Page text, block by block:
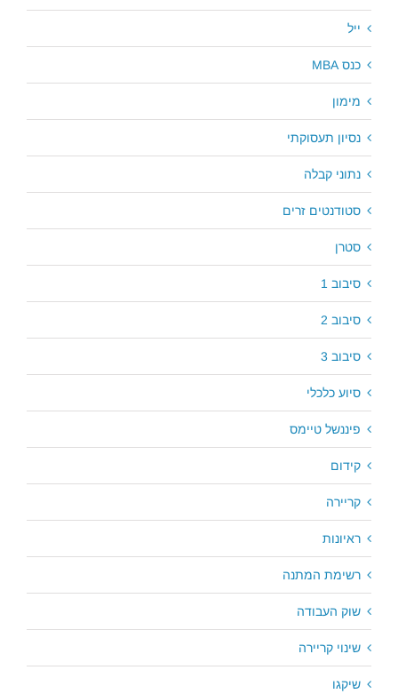
ייל
כנס MBA
מימון
נסיון תעסוקתי
נתוני קבלה
סטודנטים זרים
סטרן
סיבוב 1
סיבוב 2
סיבוב 3
סיוע כלכלי
פיננשל טיימס
קידום
קריירה
ראיונות
רשימת המתנה
שוק העבודה
שינוי קריירה
שיקגו